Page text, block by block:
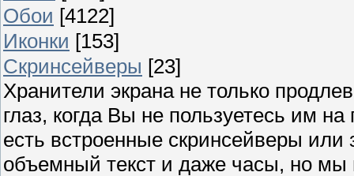
Обои [4122]
Иконки [153]
Скринсейверы [23]
Хранители экрана не только
глаз, когда Вы не пользуетесь им
есть встроенные скринсейверы или
объемный текст и даже часы, но мы